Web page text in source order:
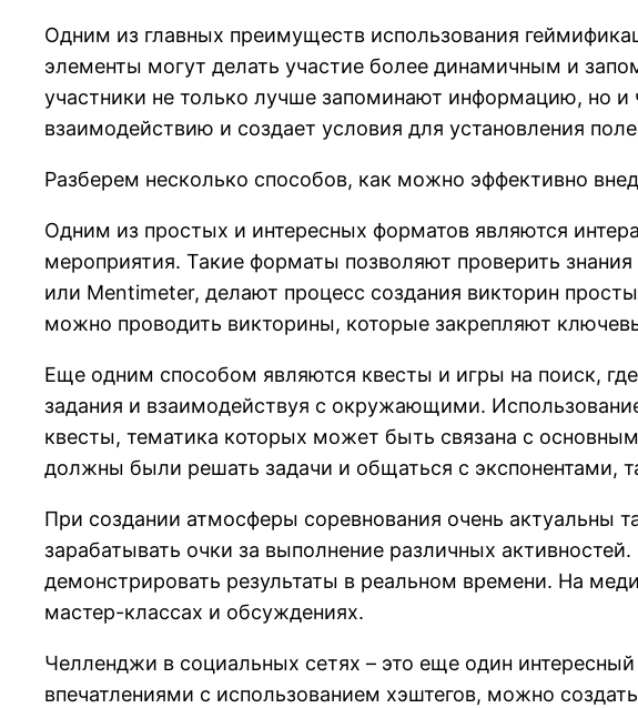
Одним из главных преимуществ использования
элементы могут делать участие более динамичным и
участники не только лучше запоминают информацию, но
взаимодействию и создает условия для установления
Разберем несколько способов, как можно эффективно
Одним из простых и интересных форматов являются
мероприятия. Такие форматы позволяют проверить
или Mentimeter, делают процесс создания викторин
можно проводить викторины, которые закрепляют
Еще одним способом являются квесты и игры на поиск,
задания и взаимодействуя с окружающими.
квесты, тематика которых может быть связана с
должны были решать задачи и общаться с экспонентами,
При создании атмосферы соревнования очень актуальны
зарабатывать очки за выполнение различных
демонстрировать результаты в реальном времени. На
мастер-классах и обсуждениях.
Челленджи в социальных сетях – это еще один
впечатлениями с использованием хэштегов, можно